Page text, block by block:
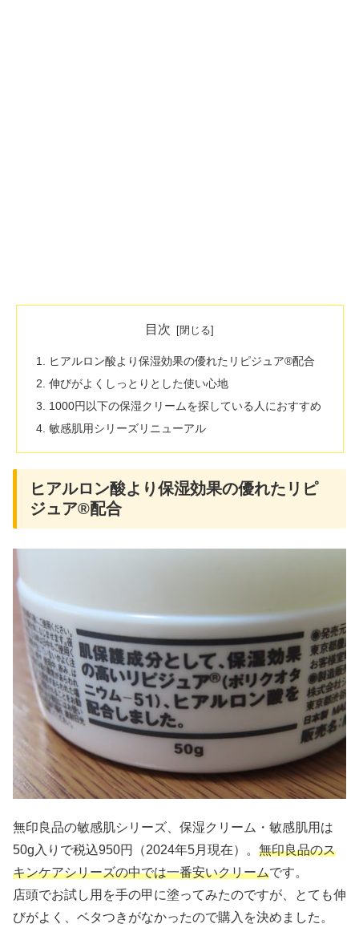
目次
ヒアルロン酸より保湿効果の優れたリピジュア®配合
伸びがよくしっとりとした使い心地
1000円以下の保湿クリームを探している人におすすめ
敏感肌用シリーズリニューアル
ヒアルロン酸より保湿効果の優れたリピ
ジュア®配合
無印良品の敏感肌シリーズ、保湿クリーム・敏感肌用は
50g入りで税込950円（2024年5月現在）。 無印良品のス
キンケアシリーズの中では一番安いクリームです。
店頭でお試し用を手の甲に塗ってみたのですが、とても伸
びがよく、ベタつきがなかったので購入を決めました。